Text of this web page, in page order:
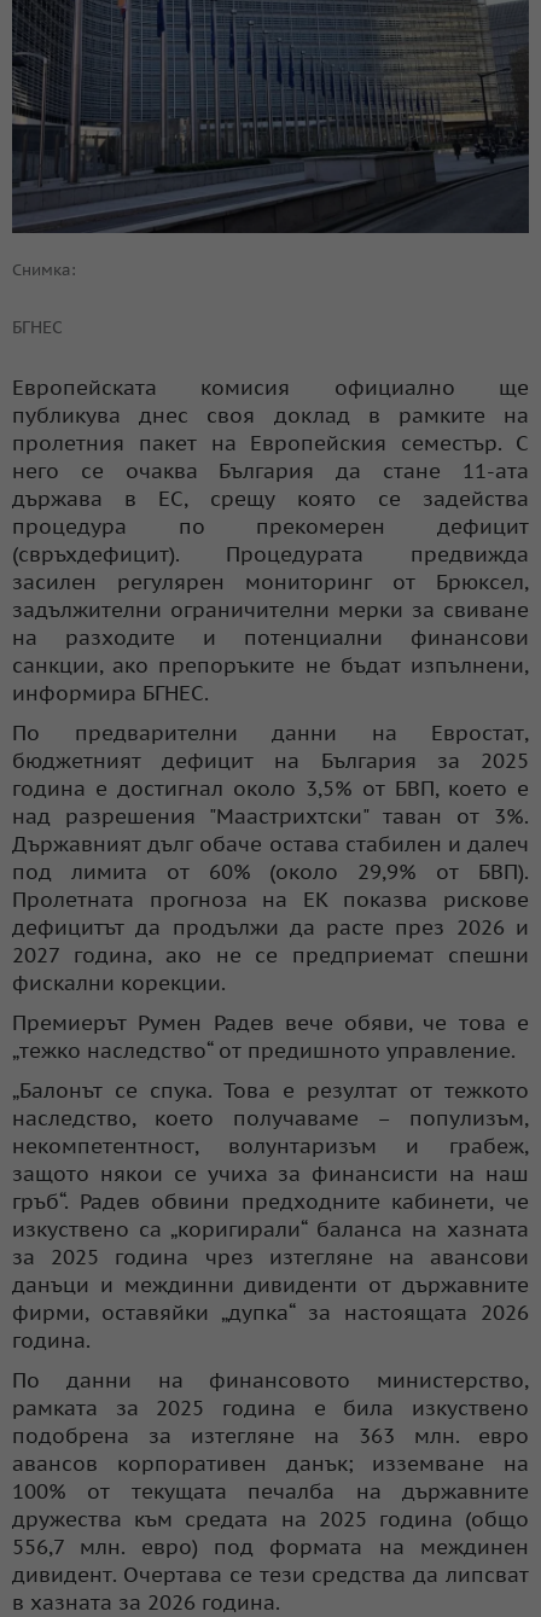
Снимка:
БГНЕС
Европейската комисия официално ще
публикува днес своя доклад в рамките на
пролетния пакет на Европейския семестър. С
него се очаква България да стане 11-ата
държава в ЕС, срещу която се задейства
процедура по прекомерен дефицит
(свръхдефицит). Процедурата предвижда
засилен регулярен мониторинг от Брюксел,
задължителни ограничителни мерки за свиване
на разходите и потенциални финансови
санкции, ако препоръките не бъдат изпълнени,
информира БГНЕС.
По предварителни данни на Евростат,
бюджетният дефицит на България за 2025
година е достигнал около 3,5% от БВП, което е
над разрешения "Маастрихтски" таван от 3%.
Държавният дълг обаче остава стабилен и далеч
под лимита от 60% (около 29,9% от БВП).
Пролетната прогноза на ЕК показва рискове
дефицитът да продължи да расте през 2026 и
2027 година, ако не се предприемат спешни
фискални корекции.
Премиерът Румен Радев вече обяви, че това е
„тежко наследство“ от предишното управление.
„Балонът се спука. Това е резултат от тежкото
наследство, което получаваме – популизъм,
некомпетентност, волунтаризъм и грабеж,
защото някои се учиха за финансисти на наш
гръб“. Радев обвини предходните кабинети, че
изкуствено са „коригирали“ баланса на хазната
за 2025 година чрез изтегляне на авансови
данъци и междинни дивиденти от държавните
фирми, оставяйки „дупка“ за настоящата 2026
година.
По данни на финансовото министерство,
рамката за 2025 година е била изкуствено
подобрена за изтегляне на 363 млн. евро
авансов корпоративен данък; изземване на
100% от текущата печалба на държавните
дружества към средата на 2025 година (общо
556,7 млн. евро) под формата на междинен
дивидент. Очертава се тези средства да липсват
в хазната за 2026 година.